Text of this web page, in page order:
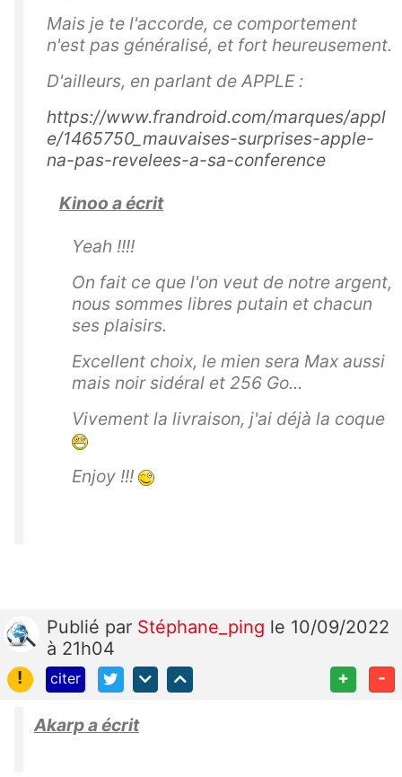
Mais je te l'accorde, ce comportement
n'est pas généralisé, et fort heureusement.
D'ailleurs, en parlant de APPLE :
https://www.frandroid.com/marques/appl
e/1465750_mauvaises-surprises-apple-
na-pas-revelees-a-sa-conference
Kinoo a écrit
Yeah !!!!
On fait ce que l'on veut de notre argent,
nous sommes libres putain et chacun
ses plaisirs.
Excellent choix, le mien sera Max aussi
mais noir sidéral et 256 Go...
Vivement la livraison, j'ai déjà la coque
Enjoy !!!
Publié par Stéphane_ping le 10/09/2022
à 21h04
!
citer + -
Akarp a écrit